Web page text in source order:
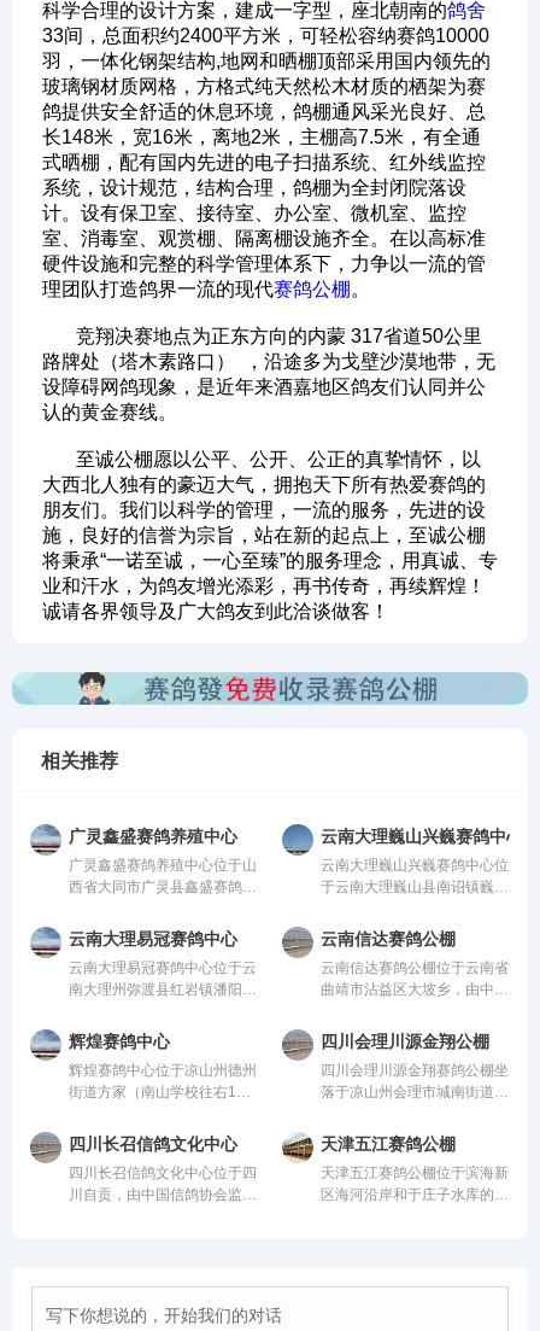
科学合理的设计方案，建成一字型，座北朝南的鸽舍
33间，总面积约2400平方米，可轻松容纳赛鸽10000
羽，一体化钢架结构,地网和晒棚顶部采用国内领先的
玻璃钢材质网格，方格式纯天然松木材质的栖架为赛
鸽提供安全舒适的休息环境，鸽棚通风采光良好、总
长148米，宽16米，离地2米，主棚高7.5米，有全通
式晒棚，配有国内先进的电子扫描系统、红外线监控
系统，设计规范，结构合理，鸽棚为全封闭院落设
计。设有保卫室、接待室、办公室、微机室、监控
室、消毒室、观赏棚、隔离棚设施齐全。在以高标准
硬件设施和完整的科学管理体系下，力争以一流的管
理团队打造鸽界一流的现代赛鸽公棚 。
竞翔决赛地点为正东方向的内蒙 317省道50公里
路牌处（塔木素路口） ，沿途多为戈壁沙漠地带，无
设障碍网鸽现象，是近年来酒嘉地区鸽友们认同并公
认的黄金赛线。
至诚公棚愿以公平、公开、公正的真挚情怀，以
大西北人独有的豪迈大气，拥抱天下所有热爱赛鸽的
朋友们。我们以科学的管理，一流的服务，先进的设
施，良好的信誉为宗旨，站在新的起点上，至诚公棚
将秉承“一诺至诚，一心至臻”的服务理念，用真诚、专
业和汗水，为鸽友增光添彩，再书传奇，再续辉煌！
诚请各界领导及广大鸽友到此洽谈做客！
相关推荐
广灵鑫盛赛鸽养殖中心
广灵鑫盛赛鸽养殖中心位于山
西省大同市广灵县鑫盛赛鸽养
管。该公棚以国际、国内先
进、科学合理的设计方案进行
建设，采用一体化钢架结构，
公棚长200米，宽28米，高15
从配件设施到饲养团队，均达
到业内领先水平，为广大鸽友
创造一个心神向往的赛鸽净
地。
云南大理巍山兴巍赛鸽中心
云南大理巍山兴巍赛鸽中心位
于云南大理巍山县南诏镇巍山
鸽协会监管。该公棚以国际、
国内先进、科学合理的设计方
案进行建设，采用一体化钢架
结构，公棚长200米，宽28
羽赛鸽。从配件设施到饲养团
队，均达到业内领先水平，为
广大鸽友创造一个心神向往的
赛鸽净地。
云南大理易冠赛鸽中心
云南大理易冠赛鸽中心位于云
南大理州弥渡县红岩镇潘阳
公棚以国际、国内先进、科学
合理的设计方案进行建设，采
用一体化钢架结构，公棚长
200米，宽28米，高15米，可
设施到饲养团队，均达到业内
领先水平，为广大鸽友创造一
个心神向往的赛鸽净地。
云南信达赛鸽公棚
云南信达赛鸽公棚位于云南省
曲靖市沾益区大坡乡，由中国
际、国内先进、科学合理的设
计方案进行建设，采用一体化
钢架结构，公棚长200米，宽
28米，高15米，可容纳
到饲养团队，均达到业内领先
水平，为广大鸽友创造一个心
神向往的赛鸽净地。
辉煌赛鸽中心
辉煌赛鸽中心位于凉山州德州
街道方家（南山学校往右1公
管。该公棚以国际、国内先
进、科学合理的设计方案进行
建设，采用一体化钢架结构，
公棚长200米，宽28米，高15
创造一个心神向往的赛鸽净
地。
四川会理川源金翔公棚
四川会理川源金翔赛鸽公棚坐
落于凉山州会理市城南街道五
然氧吧，距城区仅4公里，
108国道直达，交通便捷。公
棚周边无高压线遮挡，视野开
阔、生态优越，是赛鸽饲养、
四川长召信鸽文化中心
四川长召信鸽文化中心位于四
川自贡，由中国信鸽协会监
从配件设施到饲养团队，均达
天津五江赛鸽公棚
天津五江赛鸽公棚位于滨海新
区海河沿岸和于庄子水库的生